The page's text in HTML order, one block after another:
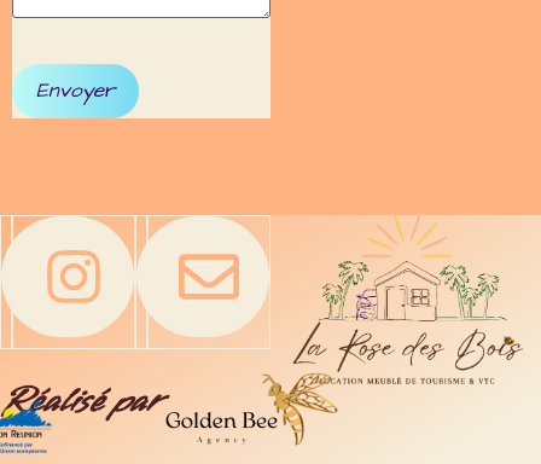
Réalisé par